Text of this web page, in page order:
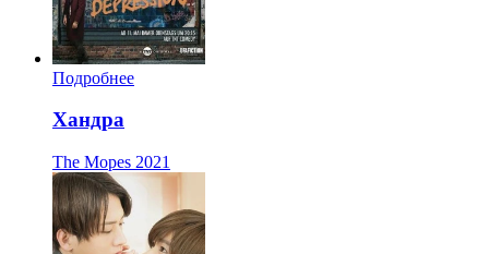
Подробнее
Хандра
The Mopes 2021